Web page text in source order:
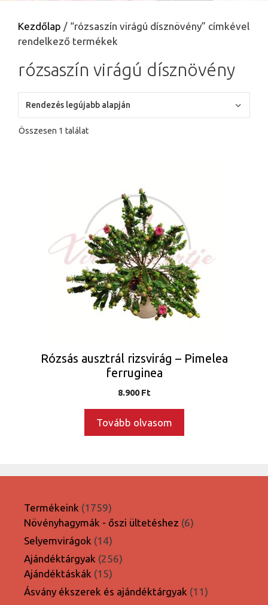
Kezdőlap / “rózsaszín virágú dísznövény” címkével
rendelkező termékek
rózsaszín virágú dísznövény
Összesen 1 találat
Rózsás ausztrál rizsvirág – Pimelea
ferruginea
8.900Ft
Tovább olvasom
Termékeink 17591759
termék
Növényhagymák - őszi ültetéshez 66
Selyemvirágok 1414
termék
Ajándéktárgyak 256256
Ajándéktáskák 1515
termék
Ásvány ékszerek és ajándéktárgyak 1111